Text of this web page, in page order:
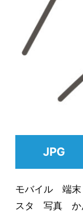
JPG
モバイル 端
スタ 写真 か